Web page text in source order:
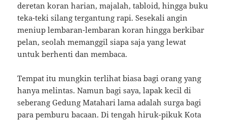
deretan koran harian, majalah, tabloid, hingga buku
teka-teki silang tergantung rapi. Sesekali angin
meniup lembaran-lembaran koran hingga berkibar
pelan, seolah memanggil siapa saja yang lewat
untuk berhenti dan membaca.
Tempat itu mungkin terlihat biasa bagi orang yang
hanya melintas. Namun bagi saya, lapak kecil di
seberang Gedung Matahari lama adalah surga bagi
para pemburu bacaan. Di tengah hiruk-pikuk Kota